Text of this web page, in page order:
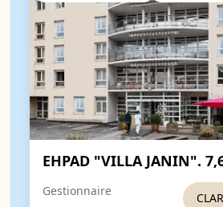
EHPAD "VILLA JANIN".
Gestionnaire